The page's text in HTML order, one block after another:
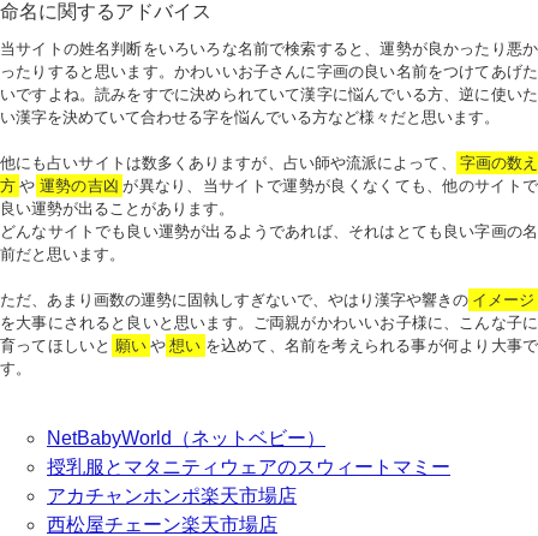
命名に関するアドバイス
当サイトの姓名判断をいろいろな名前で検索すると、運勢が良かったり悪か
ったりすると思います。かわいいお子さんに字画の良い名前をつけてあげた
いですよね。読みをすでに決められていて漢字に悩んでいる方、逆に使いた
い漢字を決めていて合わせる字を悩んでいる方など様々だと思います。
他にも占いサイトは数多くありますが、占い師や流派によって、
字画の数え
方 や 運勢の吉凶 が異なり、当サイトで運勢が良くなくても、他のサイトで
良い運勢が出ることがあります。
どんなサイトでも良い運勢が出るようであれば、それはとても良い字画の名
前だと思います。
ただ、あまり画数の運勢に固執しすぎないで、やはり漢字や響きの イメージ
を大事にされると良いと思います。ご両親がかわいいお子様に、こんな子に
育ってほしいと 願い や 想い を込めて、名前を考えられる事が何より大事で
す。
NetBabyWorld（ネットベビー）
授乳服とマタニティウェアのスウィートマミー
アカチャンホンポ楽天市場店
西松屋チェーン楽天市場店